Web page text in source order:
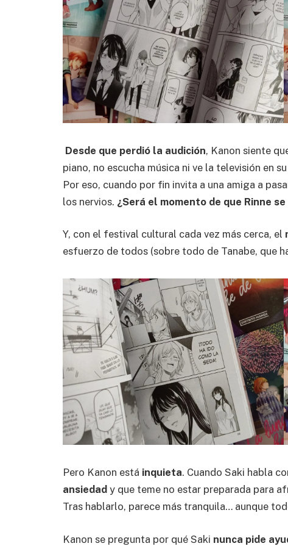
Desde que perdió la audición, Kanon siente
piano, no escucha música ni ve la televisión en
Por eso, cuando por fin invita a una amiga a
los nervios. ¿Será el momento de que Rinne
Y, con el festival cultural cada vez más cerca, el
esfuerzo de todos (sobre todo de Tanabe, que
Pero Kanon está inquieta. Cuando Saki habla
ansiedad y que teme no estar preparada para
Tras hablarlo, parece más tranquila… aunque
Kanon se pregunta por qué Saki nunca pide